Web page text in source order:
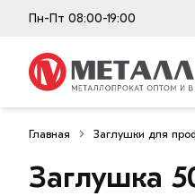
Пн-Пт 08:00-19:00
Главная Заглушки для
Заглушка